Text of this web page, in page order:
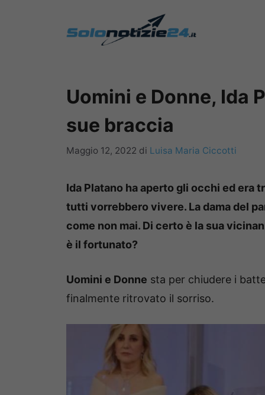
Uomini e Donne, Ida
sue braccia
Maggio 12, 2022 di Luisa Maria Ciccotti
Ida Platano ha aperto gli occhi ed era
tutti vorrebbero vivere. La dama del
come non mai. Di certo è la sua
è il fortunato?
Uomini e Donne sta per chiudere i
finalmente ritrovato il sorriso.